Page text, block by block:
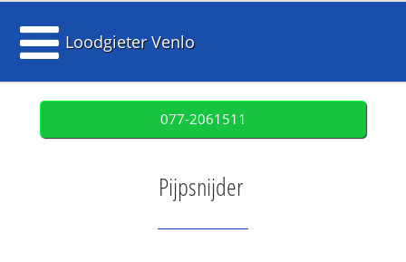
Loodgieter Venlo
077-2061511
Pijpsnijder